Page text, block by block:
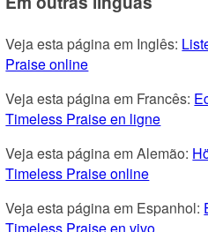
Veja esta página em Inglês:
Praise online
Veja esta página em Francês:
Timeless Praise en ligne
Veja esta página em Alemão:
Timeless Praise online
Veja esta página em Espanhol:
Timeless Praise en vivo